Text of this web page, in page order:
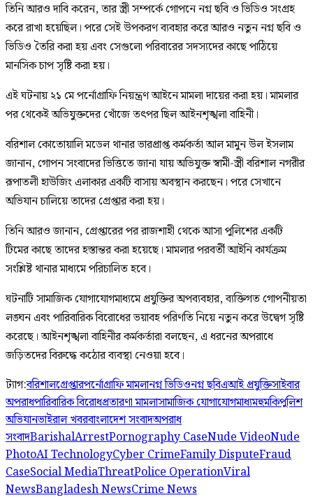
তিনি আরও দাবি করেন, তার স্ত্রী সম্পর্কে গোপনে নগ্ন ছবি ও ভিডিও সংগ্রহ
করে রাখা হয়েছিল। পরে সেই উপকরণ ব্যবহার করে আরও নতুন নগ্ন ছবি ও
ভিডিও তৈরি করা হয় এবং সেগুলো পরিবারের সদস্যদের কাছে পাঠিয়ে
মানসিক চাপ সৃষ্টি করা হয়।
এই ঘটনায় ২১ মে পর্নোগ্রাফি নিয়ন্ত্রণ আইনে মামলা দায়ের করা হয়। মামলার
পর থেকেই অভিযুক্তদের খোঁজে তৎপর ছিল আইনশৃঙ্খলা বাহিনী।
বরিশাল কোতোয়ালি মডেল থানার ভারপ্রাপ্ত কর্মকর্তা আল মামুন উল ইসলাম
জানান, গোপন সংবাদের ভিত্তিতে জানা যায় অভিযুক্ত স্বামী-স্ত্রী বরিশাল নগরীর
রূপাতলী হাউজিং এলাকার একটি বাসায় অবস্থান করছেন। পরে সেখানে
অভিযান চালিয়ে তাদের গ্রেপ্তার করা হয়।
তিনি আরও জানান, গ্রেপ্তারের পর রাজশাহী থেকে আসা পুলিশের একটি
টিমের কাছে তাদের হস্তান্তর করা হয়েছে। মামলার পরবর্তী আইনি কার্যক্রম
সংশ্লিষ্ট থানার মাধ্যমে পরিচালিত হবে।
ঘটনাটি সামাজিক যোগাযোগমাধ্যমে প্রযুক্তির অপব্যবহার, ব্যক্তিগত গোপনীয়তা
লঙ্ঘন এবং পারিবারিক বিরোধের ভয়াবহ পরিণতি নিয়ে নতুন করে উদ্বেগ সৃষ্টি
করেছে। আইনশৃঙ্খলা বাহিনীর কর্মকর্তারা বলছেন, এ ধরনের অপরাধে
জড়িতদের বিরুদ্ধে কঠোর ব্যবস্থা নেওয়া হবে।
ট্যাগ:বরিশালগ্রেপ্তারপর্নোগ্রাফি মামলানগ্ন ভিডিওনগ্ন ছবিএআই প্রযুক্তিসাইবার
অপরাধপারিবারিক বিরোধপ্রতারণা মামলাসামাজিক যোগাযোগমাধ্যমহুমকিপুলিশ
অভিযানভাইরাল খবরবাংলাদেশ সংবাদঅপরাধ
সংবাদBarishalArrestPornography CaseNude VideoNude
PhotoAI TechnologyCyber CrimeFamily DisputeFraud
CaseSocial MediaThreatPolice OperationViral
NewsBangladesh NewsCrime News